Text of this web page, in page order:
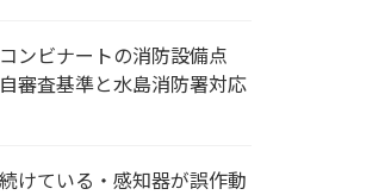
ンビナートの消防設備点
審査基準と水島消防署対応
けている・感知器が誤作動